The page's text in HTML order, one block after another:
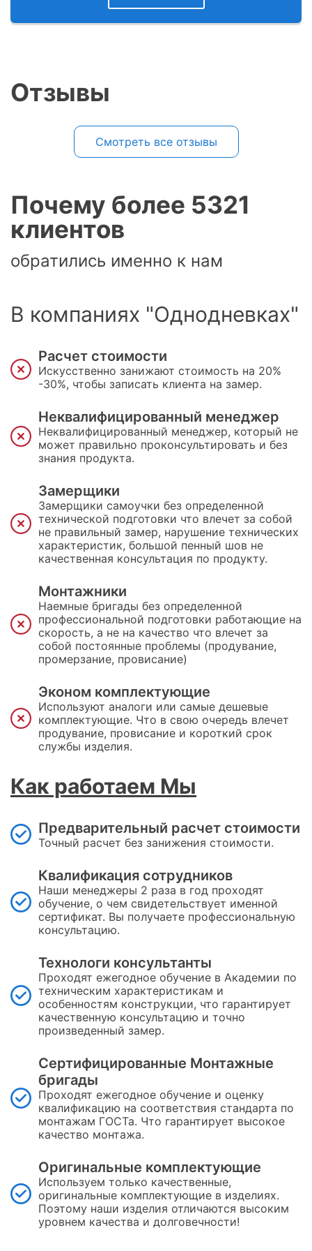
Отзывы
Смотреть все отзывы
Почему более 5321
клиентов
обратились именно к нам
Как работаем Мы
Предварительный расчет стоимости
Точный расчет без занижения стоимости.
Квалификация сотрудников
Наши менеджеры 2 раза в год проходят
обучение, о чем свидетельствует именной
сертификат. Вы получаете профессиональную
консультацию.
Технологи консультанты
Проходят ежегодное обучение в Академии по
техническим характеристикам и
особенностям конструкции, что гарантирует
качественную консультацию и точно
произведенный замер.
Сертифицированные Монтажные
бригады
Проходят ежегодное обучение и оценку
квалификацию на соответствия стандарта по
монтажам ГОСТа. Что гарантирует высокое
качество монтажа.
Оригинальные комплектующие
Используем только качественные,
оригинальные комплектующие в изделиях.
Поэтому наши изделия отличаются высоким
уровнем качества и долговечности!
В компаниях "Однодневках"
Расчет стоимости
Искусственно занижают стоимость на 20%
-30%, чтобы записать клиента на замер.
Неквалифицированный менеджер
Неквалифицированный менеджер, который не
может правильно проконсультировать и без
знания продукта.
Замерщики
Замерщики самоучки без определенной
технической подготовки что влечет за собой
не правильный замер, нарушение технических
характеристик, большой пенный шов не
качественная консультация по продукту.
Монтажники
Наемные бригады без определенной
профессиональной подготовки работающие на
скорость, а не на качество что влечет за
собой постоянные проблемы (продувание,
промерзание, провисание)
Эконом комплектующие
Используют аналоги или самые дешевые
комплектующие. Что в свою очередь влечет
продувание, провисание и короткий срок
службы изделия.